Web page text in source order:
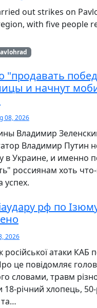
out strikes on
with five people
"продавать
и начнут
08, 2026
Владимир
Владимир Путин
в Украине, и именно
россиянам хоть
успех.
рф по
2026
російської атаки КАБ
це повідомляє
словами, травм
18-річний хлопець,
та…